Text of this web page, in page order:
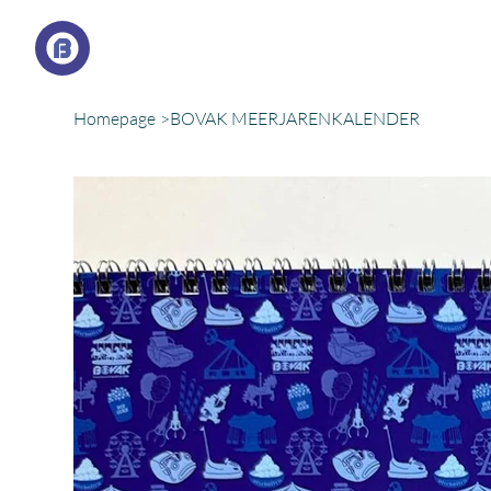
Homepage >BOVAK MEERJARENKALENDER